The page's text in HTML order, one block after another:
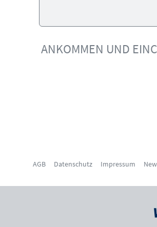
ANKOMMEN UND
AGB Datenschutz Impressum